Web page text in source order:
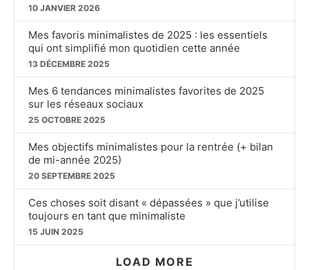
10 JANVIER 2026
Mes favoris minimalistes de 2025 : les essentiels
qui ont simplifié mon quotidien cette année
13 DÉCEMBRE 2025
Mes 6 tendances minimalistes favorites de 2025
sur les réseaux sociaux
25 OCTOBRE 2025
Mes objectifs minimalistes pour la rentrée (+ bilan
de mi-année 2025)
20 SEPTEMBRE 2025
Ces choses soit disant « dépassées » que j’utilise
toujours en tant que minimaliste
15 JUIN 2025
LOAD MORE